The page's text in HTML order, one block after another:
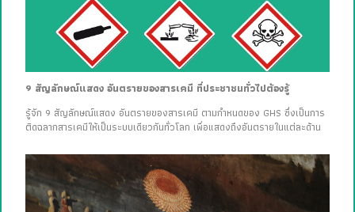
9 สัญลักษณ์แสดง อันตรายของสารเคมี ที่ประชาชนทั่วไปต้องรู้
รู้จัก 9 สัญลักษณ์แสดง อันตรายของสารเคมี ตามกำหนดของ GHS ซึ่งเป็นการ
ติดฉลากสารเคมีให้เป็นระบบเดียวกันทั่วโลก เพื่อแสดงถึงอันตรายในแต่ละด้าน